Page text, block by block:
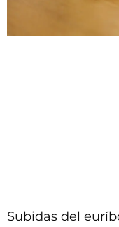
Subidas del